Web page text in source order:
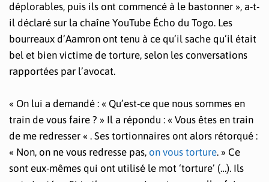
déplorables, puis ils ont commencé à le bastonner », a-t-
il déclaré sur la chaîne YouTube Écho du Togo. Les
bourreaux d’Aamron ont tenu à ce qu’il sache qu’il était
bel et bien victime de torture, selon les conversations
rapportées par l’avocat.
« On lui a demandé : « Qu’est-ce que nous sommes en
train de vous faire ? » Il a répondu : « Vous êtes en train
de me redresser « . Ses tortionnaires ont alors rétorqué :
« Non, on ne vous redresse pas, on vous torture. » Ce
sont eux-mêmes qui ont utilisé le mot ‘torture’ (…). Ils